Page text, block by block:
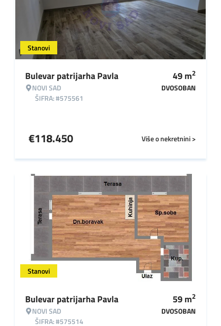
Stanovi
Bulevar patrijarha Pavla
NOVI SAD
ŠIFRA: #575561
49m2
DVOSOBAN
Više o nekretnini >
€118.450
Stanovi
Bulevar patrijarha Pavla
NOVI SAD
ŠIFRA: #575514
59m2
DVOSOBAN